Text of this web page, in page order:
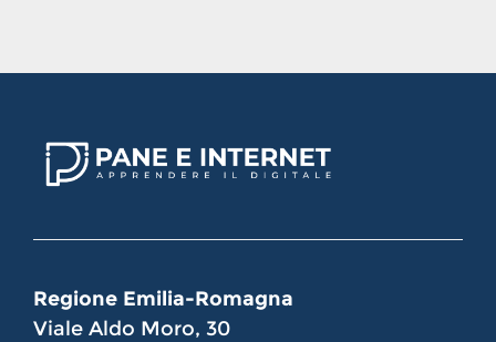
Regione Emilia-Romagna
Viale Aldo Moro, 30